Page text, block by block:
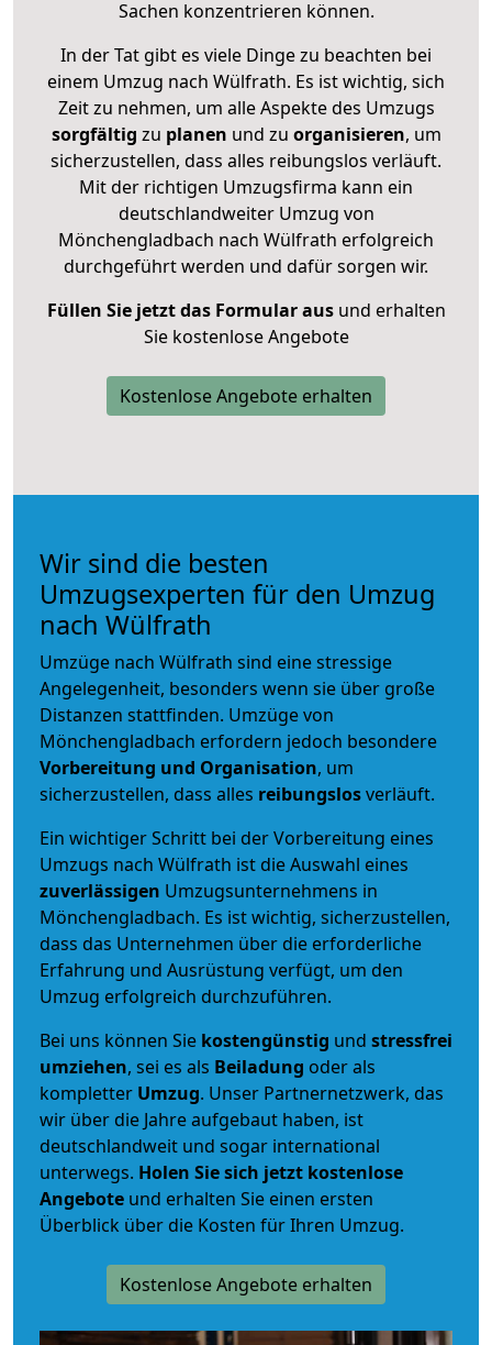
Sachen konzentrieren können.
In der Tat gibt es viele Dinge zu beachten bei
einem Umzug nach Wülfrath. Es ist wichtig, sich
Zeit zu nehmen, um alle Aspekte des Umzugs
sorgfältig zu planen und zu organisieren, um
sicherzustellen, dass alles reibungslos verläuft.
Mit der richtigen Umzugsfirma kann ein
deutschlandweiter Umzug von
Mönchengladbach nach Wülfrath erfolgreich
durchgeführt werden und dafür sorgen wir.
Füllen Sie jetzt das Formular ausund erhalten
Sie kostenlose Angebote
Kostenlose Angebote erhalten
Wir sind die besten
Umzugsexperten für den Umzug
nach Wülfrath
Umzüge nach Wülfrath sind eine stressige
Angelegenheit, besonders wenn sie über große
Distanzen stattfinden. Umzüge von
Mönchengladbach erfordern jedoch besondere
Vorbereitung und Organisation, um
sicherzustellen, dass alles reibungslosverläuft.
Ein wichtiger Schritt bei der Vorbereitung eines
Umzugs nach Wülfrath ist die Auswahl eines
zuverlässigen Umzugsunternehmens in
Mönchengladbach. Es ist wichtig, sicherzustellen,
dass das Unternehmen über die erforderliche
Erfahrung und Ausrüstung verfügt, um den
Umzug erfolgreich durchzuführen.
Bei uns können Sie kostengünstig und stressfrei
umziehen, sei es als Beiladung oder als
kompletter Umzug. Unser Partnernetzwerk, das
wir über die Jahre aufgebaut haben, ist
deutschlandweit und sogar international
unterwegs. Holen Sie sich jetzt kostenlose
Angebote und erhalten Sie einen ersten
Überblick über die Kosten für Ihren Umzug.
Kostenlose Angebote erhalten